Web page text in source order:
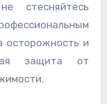
стесняйтесь
осторожность и
защита от